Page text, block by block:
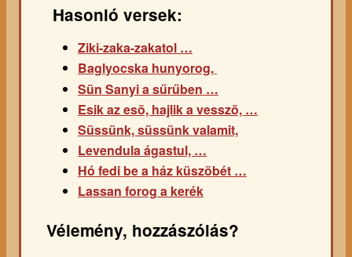
Hasonló versek:
Ziki-zaka-zakatol …
Baglyocska hunyorog,
Sün Sanyi a sűrűben …
Esik az esõ, hajlik a vesszõ, …
Süssünk, süssünk valamit,
Levendula ágastul, …
Hó fedi be a ház küszöbét …
Lassan forog a kerék
Vélemény, hozzászólás?